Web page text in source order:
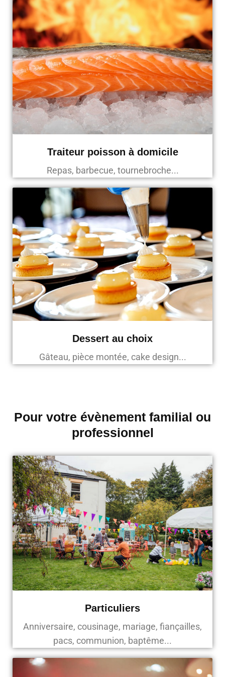
Traiteur poisson à domicile
Repas, barbecue, tournebroche...
Dessert au choix
Gâteau, pièce montée, cake design...
Pour votre évènement familial ou
professionnel
Particuliers
Anniversaire, cousinage, mariage, fiançailles,
pacs, communion, baptême...